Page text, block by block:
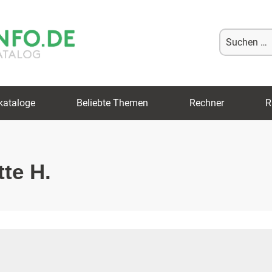
Suche
nach:
Beliebte Themen Rechner
H.